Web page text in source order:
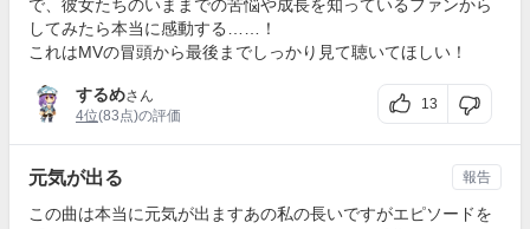
で、彼女たちのいままでの苦悩や成長を知っているファンから
してみたら本当に感動する……！
これはMVの冒頭から最後までしっかり見て聴いてほしい！
するめさん
4位(83点)の評価
13
元気が出る
この曲は本当に元気が出ますあの私の長いですがエピソードを
報告